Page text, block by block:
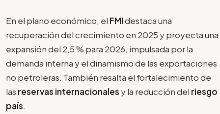
En el plano económico, el FMIdestaca una
recuperación del crecimiento en 2025 y proyecta una
expansión del 2,5 % para 2026, impulsada por la
demanda interna y el dinamismo de las exportaciones
no petroleras. También resalta el fortalecimiento de
las reservas internacionales y la reducción del riesgo
país.